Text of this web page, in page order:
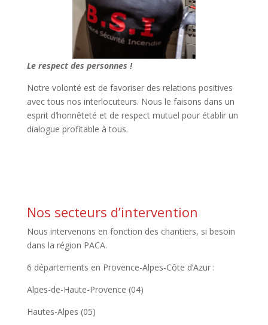
Le respect des personnes !
Notre volonté est de favoriser des relations positives
avec tous nos interlocuteurs. Nous le faisons dans un
esprit d’honnêteté et de respect mutuel pour établir un
dialogue profitable à tous.
Nos secteurs d’intervention
Nous intervenons en fonction des chantiers, si besoin
dans la région PACA.
6 départements en Provence-Alpes-Côte d’Azur :
Alpes-de-Haute-Provence (04)
Hautes-Alpes (05)